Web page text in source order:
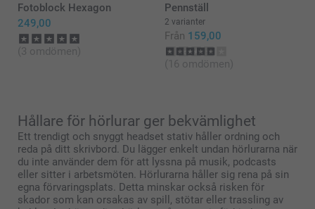
Fotoblock Hexagon
249,00
(3 omdömen)
Pennställ
2 varianter
Från 159,00
(16 omdömen)
Hållare för hörlurar ger bekvämlighet
Ett trendigt och snyggt headset stativ håller ordning och
reda på ditt skrivbord. Du lägger enkelt undan hörlurarna när
du inte använder dem för att lyssna på musik, podcasts
eller sitter i arbetsmöten. Hörlurarna håller sig rena på sin
egna förvaringsplats. Detta minskar också risken för
skador som kan orsakas av spill, stötar eller trassling av